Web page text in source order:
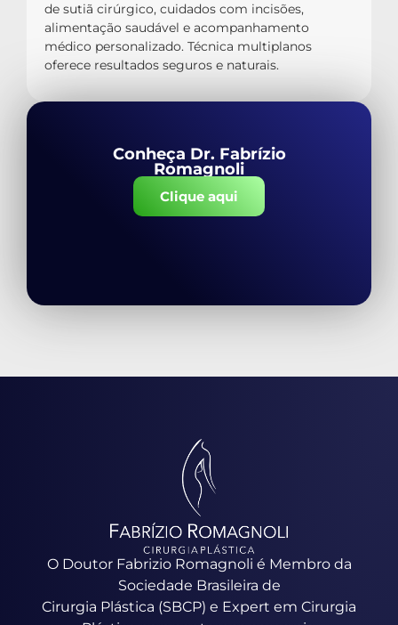
de sutiã cirúrgico, cuidados com incisões,
alimentação saudável e acompanhamento
médico personalizado. Técnica multiplanos
oferece resultados seguros e naturais.
Conheça Dr. Fabrízio
Romagnoli
Clique aqui
O Doutor Fabrizio Romagnoli é Membro da
Sociedade Brasileira de
Cirurgia Plástica (SBCP) e Expert em Cirurgia